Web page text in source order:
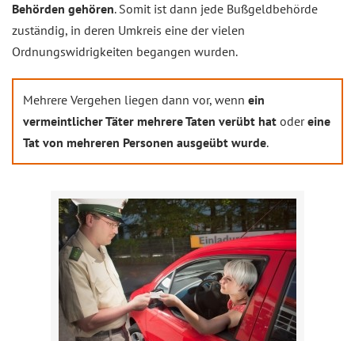
Behörden gehören. Somit ist dann jede Bußgeldbehörde
zuständig, in deren Umkreis eine der vielen
Ordnungswidrigkeiten begangen wurden.
Mehrere Vergehen liegen dann vor, wenn ein
vermeintlicher Täter mehrere Taten verübt hat odereine
Tat von mehreren Personen ausgeübt wurde.